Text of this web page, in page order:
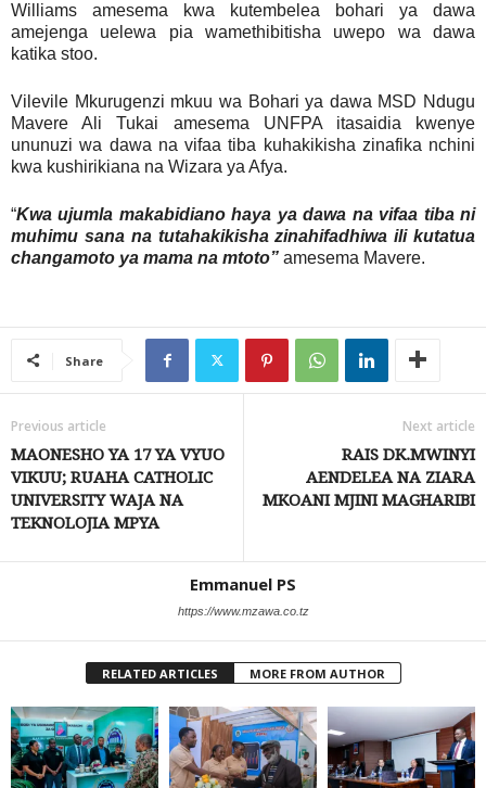
Williams amesema kwa kutembelea bohari ya dawa
amejenga uelewa pia wamethibitisha uwepo wa dawa
katika stoo.
Vilevile Mkurugenzi mkuu wa Bohari ya dawa MSD Ndugu
Mavere Ali Tukai amesema UNFPA itasaidia kwenye
ununuzi wa dawa na vifaa tiba kuhakikisha zinafika nchini
kwa kushirikiana na Wizara ya Afya.
“Kwa ujumla makabidiano haya ya dawa na vifaa tiba ni
muhimu sana na tutahakikisha zinahifadhiwa ili kutatua
changamoto ya mama na mtoto” amesema Mavere.
Share
Previous article
MAONESHO YA 17 YA VYUO
VIKUU; RUAHA CATHOLIC
UNIVERSITY WAJA NA
TEKNOLOJIA MPYA
Next article
RAIS DK.MWINYI
AENDELEA NA ZIARA
MKOANI MJINI MAGHARIBI
Emmanuel PS
https://www.mzawa.co.tz
RELATED ARTICLES MORE FROM AUTHOR